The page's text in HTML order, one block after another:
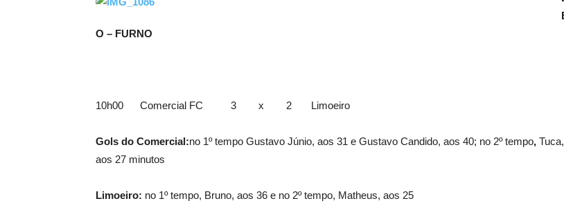
O – FURNO
10h00 Comercial FC 3 x 2 Limoeiro
Gols do Comercial:no 1º tempo Gustavo Júnio, aos 31 e Gustavo Candido, aos 40; no 2º tempo, Tuca,
aos 27 minutos
Limoeiro: no 1º tempo, Bruno, aos 36 e no 2º tempo, Matheus, aos 25